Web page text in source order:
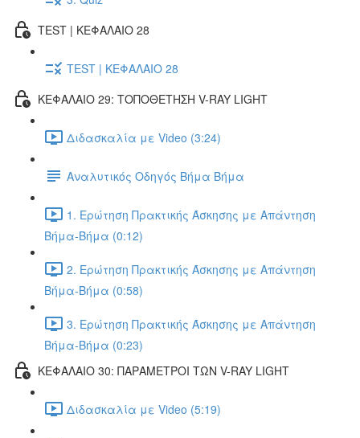
TEST | ΚΕΦΑΛΑΙΟ 28
TEST | ΚΕΦΑΛΑΙΟ 28
ΚΕΦΑΛΑΙΟ 29: ΤΟΠΟΘΕΤΗΣΗ V-RAY LIGHT
Διδασκαλία με Video (3:24)
Αναλυτικός Οδηγός Βήμα Βήμα
1. Ερώτηση Πρακτικής Άσκησης με Απάντηση
Βήμα-Βήμα (0:12)
2. Ερώτηση Πρακτικής Άσκησης με Απάντηση
Βήμα-Βήμα (0:58)
3. Ερώτηση Πρακτικής Άσκησης με Απάντηση
Βήμα-Βήμα (0:23)
ΚΕΦΑΛΑΙΟ 30: ΠΑΡΑΜΕΤΡΟΙ ΤΩΝ V-RAY LIGHT
Διδασκαλία με Video (5:19)